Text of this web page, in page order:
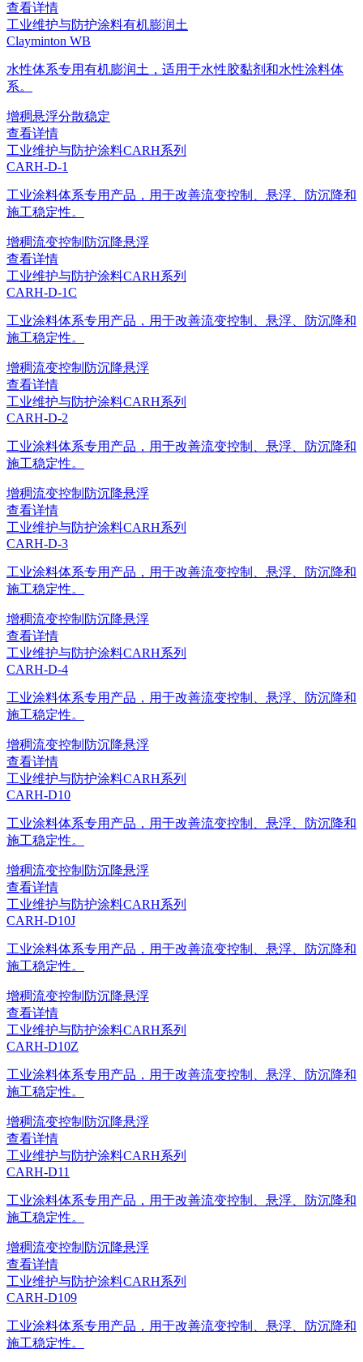
查看详情
工业维护与防护涂料有机膨润土
Clayminton WB
水性体系专用有机膨润土，适用于水性胶黏剂和水性涂料体
系。
增稠悬浮分散稳定
查看详情
工业维护与防护涂料CARH系列
CARH-D-1
工业涂料体系专用产品，用于改善流变控制、悬浮、防沉降和
施工稳定性。
增稠流变控制 防沉降悬浮
查看详情
工业维护与防护涂料CARH系列
CARH-D-1C
工业涂料体系专用产品，用于改善流变控制、悬浮、防沉降和
施工稳定性。
增稠流变控制 防沉降悬浮
查看详情
工业维护与防护涂料CARH系列
CARH-D-2
工业涂料体系专用产品，用于改善流变控制、悬浮、防沉降和
施工稳定性。
增稠流变控制 防沉降悬浮
查看详情
工业维护与防护涂料CARH系列
CARH-D-3
工业涂料体系专用产品，用于改善流变控制、悬浮、防沉降和
施工稳定性。
增稠流变控制 防沉降悬浮
查看详情
工业维护与防护涂料CARH系列
CARH-D-4
工业涂料体系专用产品，用于改善流变控制、悬浮、防沉降和
施工稳定性。
增稠流变控制 防沉降悬浮
查看详情
工业维护与防护涂料CARH系列
CARH-D10
工业涂料体系专用产品，用于改善流变控制、悬浮、防沉降和
施工稳定性。
增稠流变控制 防沉降悬浮
查看详情
工业维护与防护涂料CARH系列
CARH-D10J
工业涂料体系专用产品，用于改善流变控制、悬浮、防沉降和
施工稳定性。
增稠流变控制 防沉降悬浮
查看详情
工业维护与防护涂料CARH系列
CARH-D10Z
工业涂料体系专用产品，用于改善流变控制、悬浮、防沉降和
施工稳定性。
增稠流变控制 防沉降悬浮
查看详情
工业维护与防护涂料CARH系列
CARH-D11
工业涂料体系专用产品，用于改善流变控制、悬浮、防沉降和
施工稳定性。
增稠流变控制 防沉降悬浮
查看详情
工业维护与防护涂料CARH系列
CARH-D109
工业涂料体系专用产品，用于改善流变控制、悬浮、防沉降和
施工稳定性。